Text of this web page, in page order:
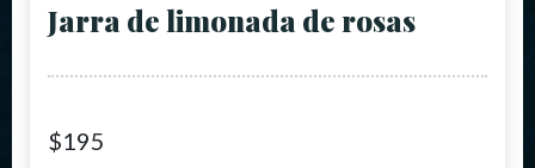
Jarra de limonada de rosas
$195